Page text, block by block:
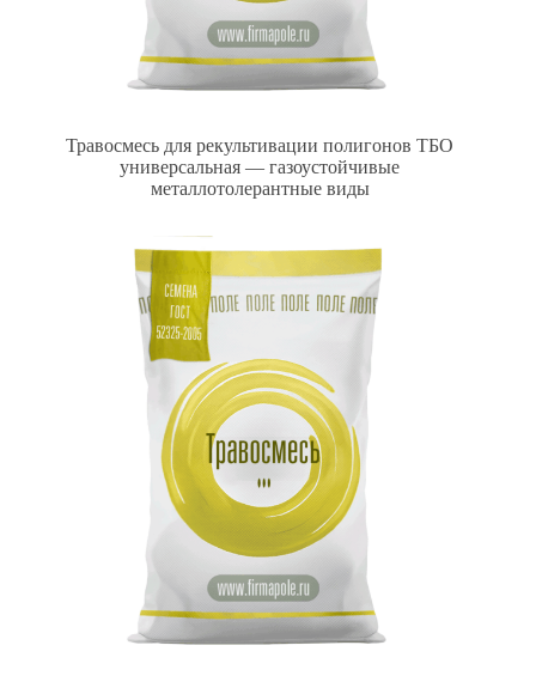
Травосмесь для рекультивации полигонов ТБО
универсальная — газоустойчивые
металлотолерантные виды